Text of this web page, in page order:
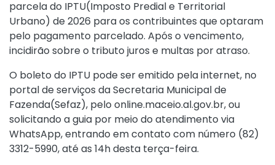
parcela do IPTU(Imposto Predial e Territorial
Urbano) de 2026 para os contribuintes que optaram
pelo pagamento parcelado. Após o vencimento,
incidirão sobre o tributo juros e multas por atraso.
O boleto do IPTU pode ser emitido pela internet, no
portal de serviços da Secretaria Municipal de
Fazenda(Sefaz), pelo online.maceio.al.gov.br, ou
solicitando a guia por meio do atendimento via
WhatsApp, entrando em contato com número (82)
3312-5990, até as 14h desta terça-feira.